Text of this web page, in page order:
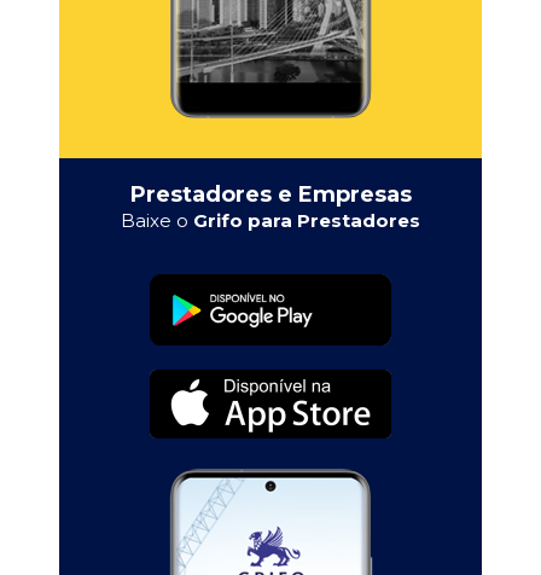
Prestadores e Empresas
Baixe o Grifo para Prestadores